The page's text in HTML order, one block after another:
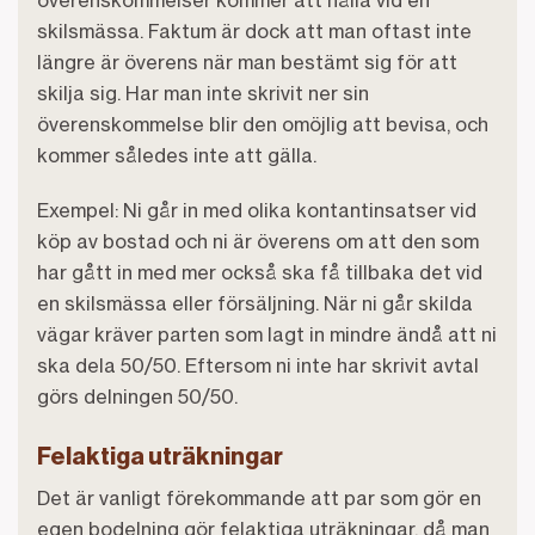
skilsmässa. Faktum är dock att man oftast inte
längre är överens när man bestämt sig för att
skilja sig. Har man inte skrivit ner sin
överenskommelse blir den omöjlig att bevisa, och
kommer således inte att gälla.
Exempel: Ni går in med olika kontantinsatser vid
köp av bostad och ni är överens om att den som
har gått in med mer också ska få tillbaka det vid
en skilsmässa eller försäljning. När ni går skilda
vägar kräver parten som lagt in mindre ändå att ni
ska dela 50/50. Eftersom ni inte har skrivit avtal
görs delningen 50/50.
Felaktiga uträkningar
Det är vanligt förekommande att par som gör en
egen bodelning gör felaktiga uträkningar, då man